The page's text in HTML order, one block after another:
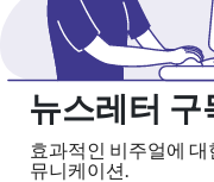
뉴스레터 구
효과적인 비주얼에
뮤니케이션.